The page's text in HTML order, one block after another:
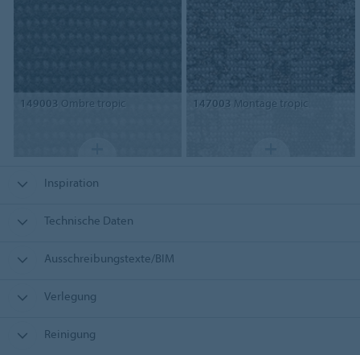
149003 Ombre tropic 147003 Montage tropic
Inspiration
Technische Daten
Ausschreibungstexte/BIM
Verlegung
Reinigung